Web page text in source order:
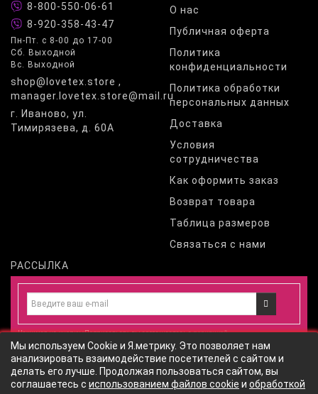
8-800-550-06-61
8-920-358-43-47
Пн-Пт. с 8-00 до 17-00
Сб. Выходной
Вс. Выходной
shop@lovetex.store ,
manager.lovetex.store@mail.ru
г. Иваново, ул.
Тимирязева, д. 60А
О нас
Публичная оферта
Политика
конфиденциальности
Политика обработки
персональных данных
Доставка
Условия
сотрудничества
Как оформить заказ
Возврат товара
Таблица размеров
Связаться с нами
РАССЫЛКА
Нажимая на кнопку «Подписаться», вы соглашаетесь сполитикой
конфиденциальности и даетесогласие на обработку персональных
данныхсогласно политики обработки персональных данныхсайта
Мы используем Cookie и Я.метрику. Это позволяет нам
анализировать взаимодействие посетителей с сайтом и
делать его лучше. Продолжая пользоваться сайтом, вы
соглашаетесь с использованием файлов cookie и обработкой